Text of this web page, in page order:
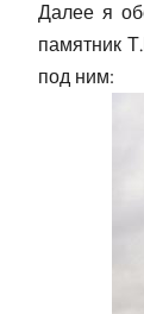
Далее я
памятник
под ним: